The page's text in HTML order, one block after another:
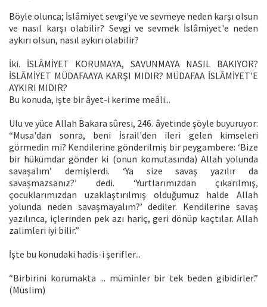
Böyle olunca; İslâmiyet sevgi'ye ve sevmeye neden karşı olsun
ve nasıl karşı olabilir? Sevgi ve sevmek İslâmiyet'e neden
aykırı olsun, nasıl aykırı olabilir?
İki. İSLÂMİYET KORUMAYA, SAVUNMAYA NASIL BAKIYOR?
İSLÂMİYET MÜDAFAAYA KARŞI MIDIR? MÜDAFAA İSLÂMİYET'E
AYKIRI MIDIR?
Bu konuda, işte bir âyet-i kerime meâli...
Ulu ve yüce Allah Bakara sûresi, 246. âyetinde şöyle buyuruyor:
“Musa'dan sonra, beni İsrail'den ileri gelen kimseleri
görmedin mi? Kendilerine gönderilmiş bir peygambere: ‘Bize
bir hükümdar gönder ki (onun komutasında) Allah yolunda
savaşalım’ demişlerdi. ‘Ya size savaş yazılır da
savaşmazsanız?’ dedi. ‘Yurtlarımızdan çıkarılmış,
çocuklarımızdan uzaklaştırılmış olduğumuz halde Allah
yolunda neden savaşmayalım?’ dediler. Kendilerine savaş
yazılınca, içlerinden pek azı hariç, geri dönüp kaçtılar. Allah
zalimleri iyi bilir.”
İşte bu konudaki hadis-i şerifler...
“Birbirini korumakta ... müminler bir tek beden gibidirler.”
(Müslim)